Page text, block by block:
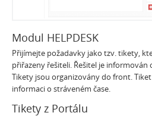
Modul HELPDESK
Přijímejte požadavky jako tzv. tikety,
přiřazeny řešiteli. Řešitel je
Tikety jsou organizovány do front.
informaci o stráveném čase.
Tikety z Portálu